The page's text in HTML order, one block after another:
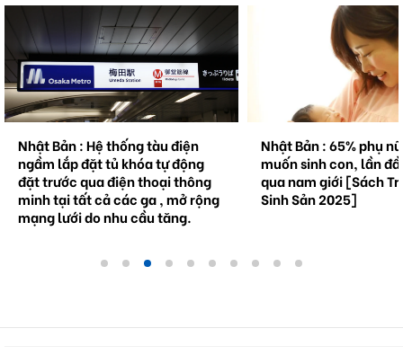
Nhật Bản : Hệ thống tàu điện
ngầm lắp đặt tủ khóa tự động
đặt trước qua điện thoại thông
minh tại tất cả các ga , mở rộng
mạng lưới do nhu cầu tăng.
Nhật Bản : 65% phụ
muốn sinh con, lần
qua nam giới [Sách
Sinh Sản 2025]